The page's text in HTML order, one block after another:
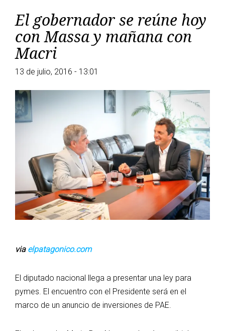
El gobernador se reúne hoy
con Massa y mañana con
Macri
13 de julio, 2016 - 13:01
via elpatagonico.com
El diputado nacional llega a presentar una ley para
pymes. El encuentro con el Presidente será en el
marco de un anuncio de inversiones de PAE.